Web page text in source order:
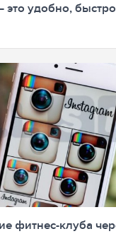
это удобно,
фитнес-клуба